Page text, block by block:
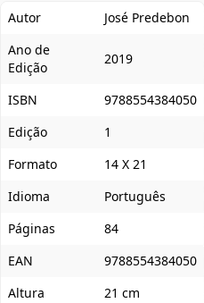
Autor
José Predebon
Ano de
Edição
2019
ISBN
9788554384050
Edição
1
Formato
14 X 21
Idioma
Português
Páginas
84
EAN
9788554384050
Altura
21 cm